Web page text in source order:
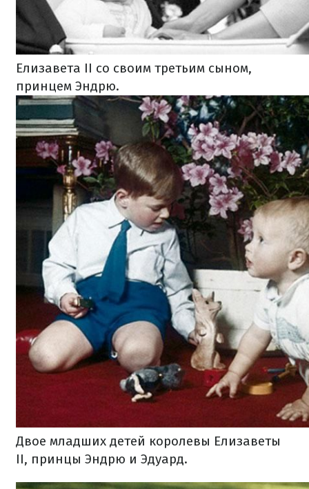
Елизавета II со своим третьим сыном,
принцем Эндрю.
Двое младших детей королевы Елизаветы
II, принцы Эндрю и Эдуард.